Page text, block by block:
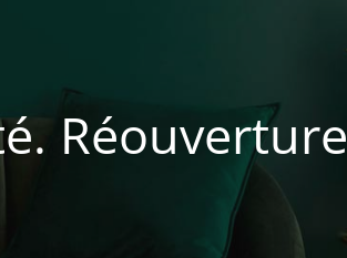
Réouverture